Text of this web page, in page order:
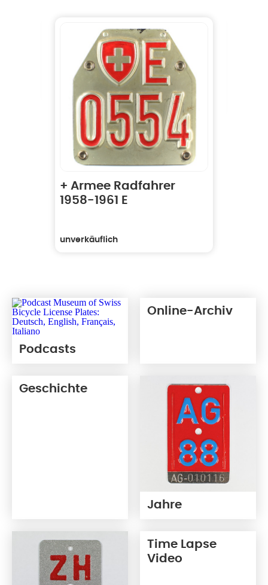
+ Armee Radfahrer
1958-1961 E
unverkäuflich
Podcasts
Online-Archiv
Geschichte
Jahre
Time Lapse
Video